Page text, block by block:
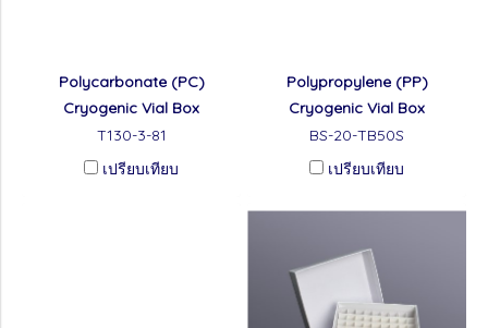
Polycarbonate (PC)
Cryogenic Vial Box
T130-3-81
เปรียบเทียบ
Polypropylene (PP)
Cryogenic Vial Box
BS-20-TB50S
เปรียบเทียบ